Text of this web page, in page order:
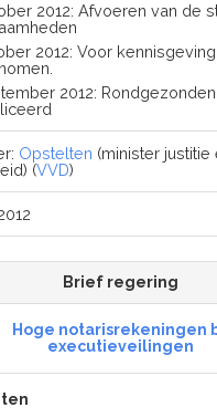
2012: Afvoeren van de
2012: Voor kennisgeving
2012:
Opstelten (minister justitie
(VVD)
Brief regering
Hoge notarisrekeningen
executieveilingen